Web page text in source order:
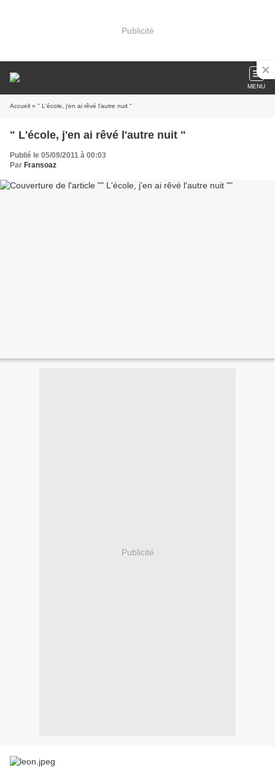
Publicité
MENU
Accueil » " L'école, j'en ai rêvé l'autre nuit "
" L'école, j'en ai rêvé l'autre nuit "
Publié le 05/09/2011 à 00:03
Par Fransoaz
Publicité